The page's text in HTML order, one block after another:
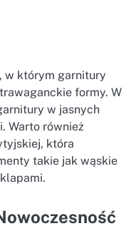
w którym garnitury
formy. W
w jasnych
Warto również
która
takie jak wąskie